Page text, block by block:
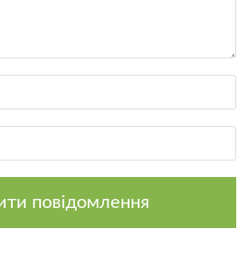
повідомлення